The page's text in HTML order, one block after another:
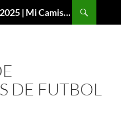
Chandal de Chelsea 2024 2025 | Mi Camiseta Futbol
DE FUTBOL